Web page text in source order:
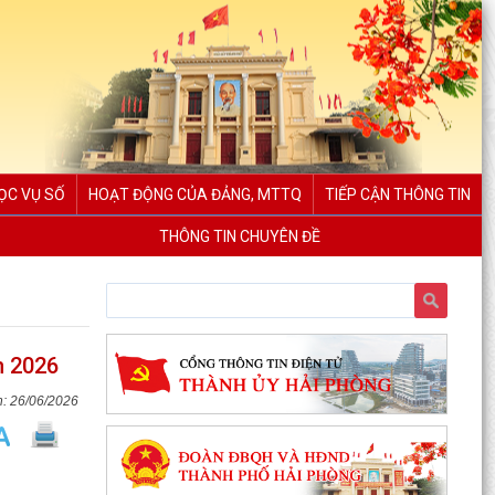
VỤ SỐ HOẠT ĐỘNG CỦA ĐẢNG, MTTQ TIẾP CẬN THÔNG TIN
THÔNG TIN CHUYÊN ĐỀ
2026
26/06/2026